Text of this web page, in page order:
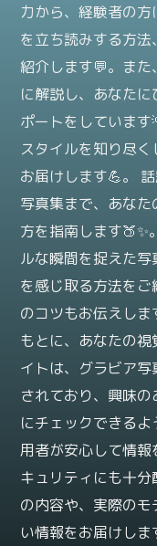
力から、経験者の
を立ち読みする方
紹介します💬。ま
に解説し、あなた
ポートをしていま
スタイルを知り尽
お届けします💪。
写真集まで、あな
方を指南します
ルな瞬間を捉えた
を感じ取る方法を
のコツもお伝えし
もとに、あなたの
イトは、グラビア
されており、興味
にチェックできる
用者が安心して情
キュリティにも十
の内容や、実際の
い情報をお届けしま